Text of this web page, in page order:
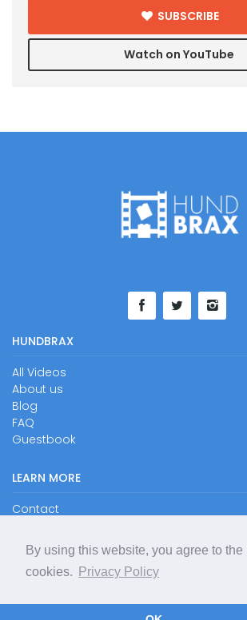
By using this website, you agree to the
cookies.
Privacy Policy
SUBSCRIBE
Watch on YouTube
HUNDBRAX
All Videos
About us
Blog
FAQ
Guestbook
LEARN MORE
Contact
Privacy Policy
RSS
Sitemap